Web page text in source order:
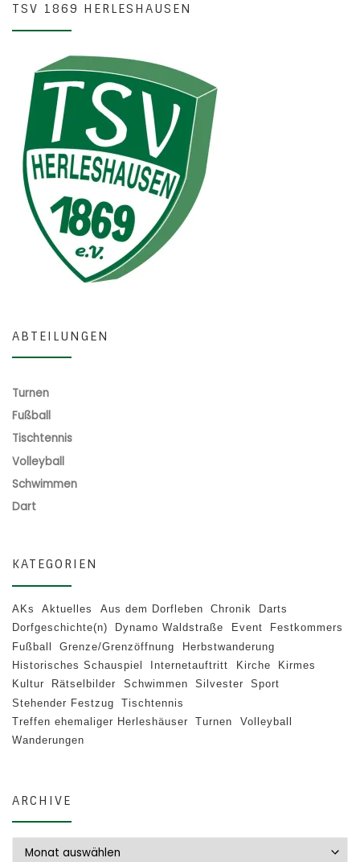
TSV 1869 HERLESHAUSEN
ABTEILUNGEN
Turnen
Fußball
Tischtennis
Volleyball
Schwimmen
Dart
KATEGORIEN
AKs Aktuelles Aus dem Dorfleben Chronik
Darts
Dorfgeschichte(n)
Dynamo Waldstraße Event
Festkommers
Fußball
Grenze/Grenzöffnung
Herbstwanderung
Historisches Schauspiel
Internetauftritt Kirche
Kirmes
Kultur
Rätselbilder Schwimmen Silvester
Sport
Stehender Festzug
Tischtennis
Treffen ehemaliger Herleshäuser
Turnen
Volleyball
Wanderungen
ARCHIVE